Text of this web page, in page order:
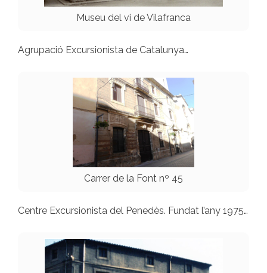
Museu del vi de Vilafranca
Agrupació Excursionista de Catalunya…
Carrer de la Font nº 45
Centre Excursionista del Penedès. Fundat l’any 1975…